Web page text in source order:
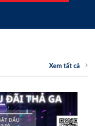
Xem tất cả